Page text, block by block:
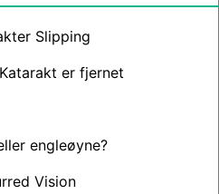
Slipping
er fjernet
engleøyne?
Vision